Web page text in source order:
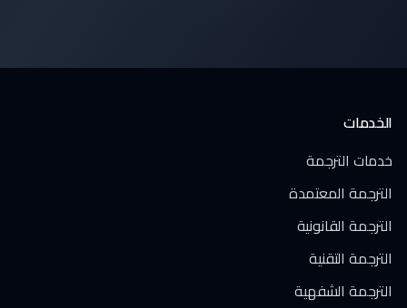
الخدمات
خدمات الترجمة
الترجمة المعتمدة
الترجمة القانونية
الترجمة التقنية
الترجمة الشفهية